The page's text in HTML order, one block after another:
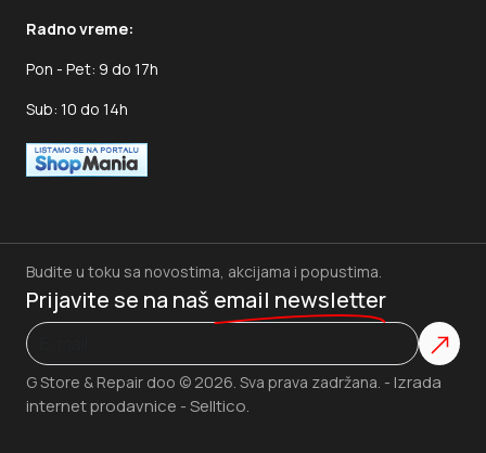
Radno vreme:
Pon - Pet: 9 do 17h
Sub: 10 do 14h
G Store & Repair doo © 2026. Sva prava zadržana. - Izrada
internet prodavnice - Selltico.
Budite u toku sa novostima, akcijama i popustima.
Prijavite se na naš email newsletter